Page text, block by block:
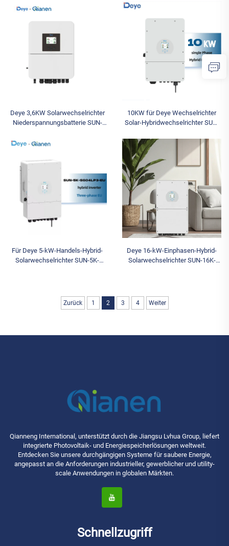
SG04LP1-EU-SM2
Energiespeicher
Niederspannungswechselrichter
Lagerbestand
Deye 3,6KW Solarwechselrichter
Niederspannungsbatterie SUN-
Einphasiger Hybridwechselrichter
10KW für Deye Wechselrichter
Solar-Hybridwechselrichter SUN-
Ausgang Heimgebrauchs-
Wechselrichter auf Lager
Für Deye 5-kW-Handels-Hybrid-
Solarwechselrichter SUN-5K-
Deye 16-kW-Einphasen-Hybrid-
Solarwechselrichter SUN-16K-
Zurück 1 2 3 4 Weiter
Qianneng International, unterstützt durch die Jiangsu Lvhua Group, liefert
integrierte Photovoltaik- und Energiespeicherlösungen weltweit.
Entdecken Sie unsere durchgängigen Systeme für saubere Energie,
angepasst an die Anforderungen industrieller, gewerblicher und utility-
scale Anwendungen in globalen Märkten.
Schnellzugriff